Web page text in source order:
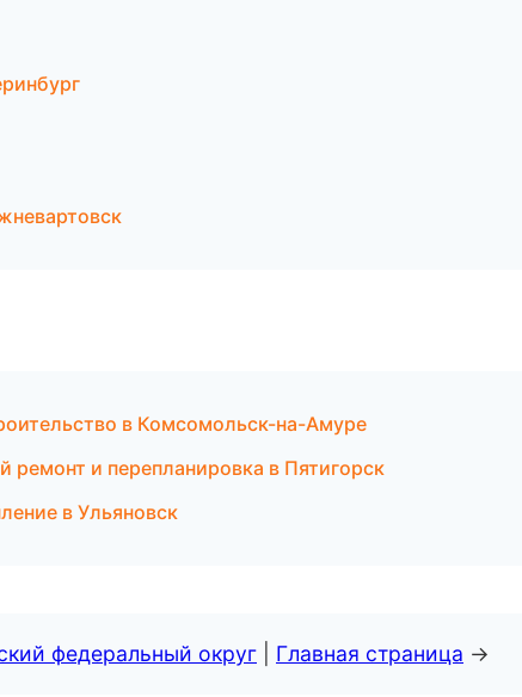
в Комсомольск-на-Амуре
и перепланировка в Пятигорск
в Ульяновск
федеральный округ Главная страница →